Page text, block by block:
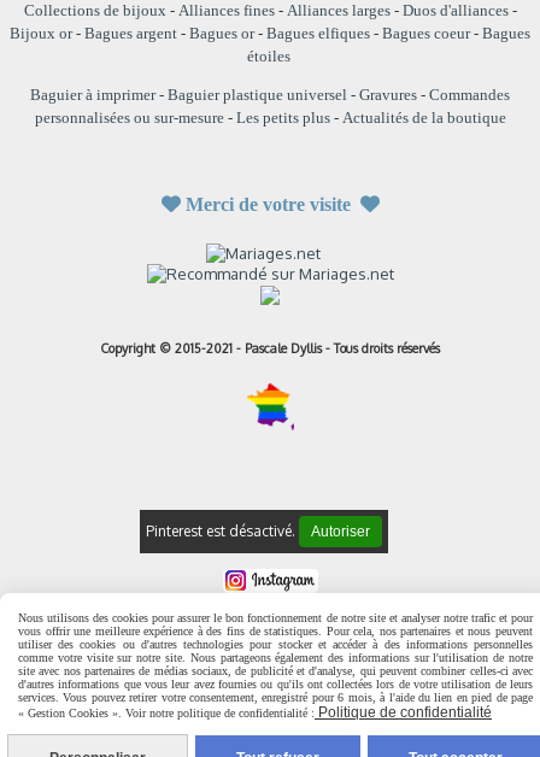
Collections de bijoux- Alliances fines- Alliances larges- Duos d'alliances-
Bijoux or- Bagues argent - Bagues or- Bagues elfiques - Bagues coeur- Bagues
étoiles
Baguier à imprimer- Baguier plastique universel - Gravures - Commandes
personnalisées ou sur-mesure- Les petits plus- Actualités de la boutique
Merci de votre visite 
Copyright © 2015-2021 - Pascale Dyllis - Tous droits réservés
Pinterest est désactivé. Autoriser
confidentialité
Gestion cookies Mon Compte
Conditions Générales de
Vente
Nous utilisons des cookies pour assurer le bon fonctionnement de notre site et analyser notre trafic et pour
vous offrir une meilleure expérience à des fins de statistiques. Pour cela, nos partenaires et nous peuvent
utiliser des cookies ou d'autres technologies pour stocker et accéder à des informations personnelles
comme votre visite sur notre site. Nous partageons également des informations sur l'utilisation de notre
site avec nos partenaires de médias sociaux, de publicité et d'analyse, qui peuvent combiner celles-ci avec
d'autres informations que vous leur avez fournies ou qu'ils ont collectées lors de votre utilisation de leurs
services. Vous pouvez retirer votre consentement, enregistré pour 6 mois, à l'aide du lien en pied de page
« Gestion Cookies ». Voir notre politique de confidentialité : Politique de confidentialité